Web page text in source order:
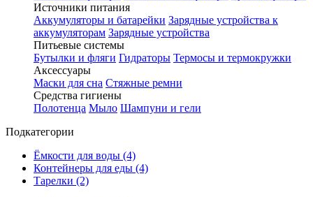
Источники питания
Аккумуляторы и батарейки Зарядные устройства к
аккумуляторам Зарядные устройства
Питьевые системы
Бутылки и фляги Гидраторы Термосы и термокружки
Аксессуары
Маски для сна Стяжные ремни
Средства гигиены
Полотенца Мыло Шампуни и гели
Подкатегории
Ёмкости для воды (4)
Контейнеры для еды (4)
Тарелки (2)